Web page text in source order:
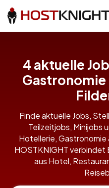
4 aktuelle
Gastronomie
Finde aktuelle Jobs,
Teilzeitjobs, Minijobs
Hotellerie, Gastronomie
HOSTKNIGHT
aus Hotel,